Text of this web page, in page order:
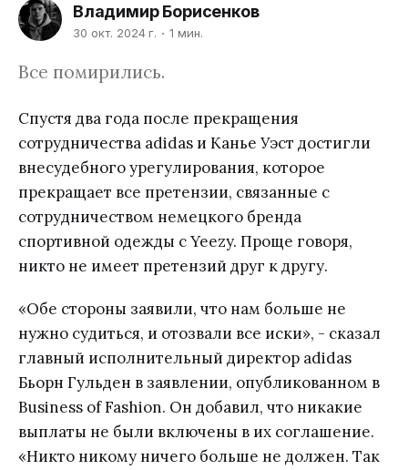
Владимир Борисенков
30 окт. 2024 г. 1 мин.
Все помирились.
Спустя два года после прекращения
сотрудничества adidas и Канье Уэст достигли
внесудебного урегулирования, которое
прекращает все претензии, связанные с
сотрудничеством немецкого бренда
спортивной одежды с Yeezy. Проще говоря,
никто не имеет претензий друг к другу.
«Обе стороны заявили, что нам больше не
нужно судиться, и отозвали все иски», - сказал
главный исполнительный директор adidas
Бьорн Гульден в заявлении, опубликованном в
Business of Fashion. Он добавил, что никакие
выплаты не были включены в их соглашение.
«Никто никому ничего больше не должен. Так